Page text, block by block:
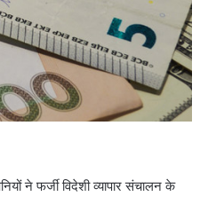
ने फर्जी विदेशी व्यापार संचालन के